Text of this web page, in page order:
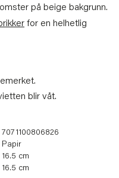
på beige bakgrunn.
for en helhetlig
blir våt.
7071100806826
Papir
16.5 cm
16.5 cm